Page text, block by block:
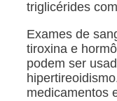
triglicérides
Exames de
tiroxina e
podem ser
medicamentos